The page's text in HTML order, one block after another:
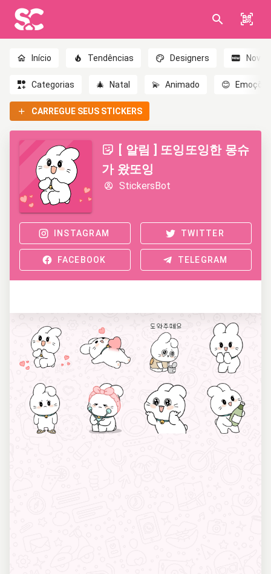
Início Tendências Designers Novo
Categorias 🎄 Natal 💫 Animado 😊
CARREGUE SEUS STICKERS
[ 알림 ] 또잉또잉한 몽슈
가 왔또잉
StickersBot
INSTAGRAM TWITTER
FACEBOOK TELEGRAM